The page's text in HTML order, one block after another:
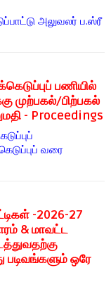
அலு​வலர் ப.ஸ்ரீ
பணியில்
முற்பகல்/பிற்பகல்
- Proceedings
வரை
-2026-27
& மாவட்ட
ஒரே